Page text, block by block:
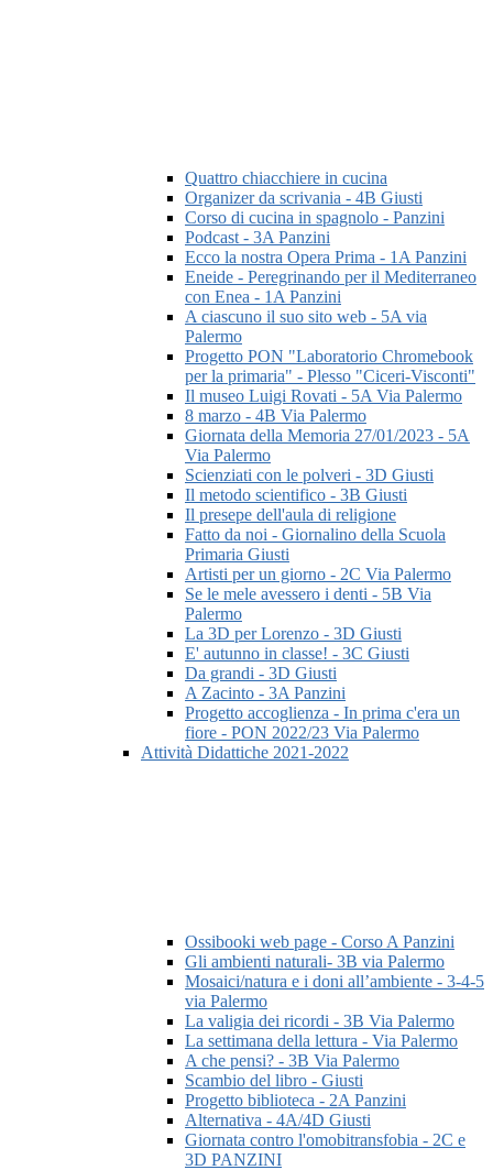
Quattro chiacchiere in cucina
Organizer da scrivania - 4B Giusti
Corso di cucina in spagnolo - Panzini
Podcast - 3A Panzini
Ecco la nostra Opera Prima - 1A Panzini
Eneide - Peregrinando per il Mediterraneo
con Enea - 1A Panzini
A ciascuno il suo sito web - 5A via
Palermo
Progetto PON "Laboratorio Chromebook
per la primaria" - Plesso "Ciceri-Visconti"
Il museo Luigi Rovati - 5A Via Palermo
8 marzo - 4B Via Palermo
Giornata della Memoria 27/01/2023 - 5A
Via Palermo
Scienziati con le polveri - 3D Giusti
Il metodo scientifico - 3B Giusti
Il presepe dell'aula di religione
Fatto da noi - Giornalino della Scuola
Primaria Giusti
Artisti per un giorno - 2C Via Palermo
Se le mele avessero i denti - 5B Via
Palermo
La 3D per Lorenzo - 3D Giusti
E' autunno in classe! - 3C Giusti
Da grandi - 3D Giusti
A Zacinto - 3A Panzini
Progetto accoglienza - In prima c'era un
fiore - PON 2022/23 Via Palermo
Attività Didattiche 2021-2022
Ossibooki web page - Corso A Panzini
Gli ambienti naturali- 3B via Palermo
Mosaici/natura e i doni all’ambiente - 3-4-5
via Palermo
La valigia dei ricordi - 3B Via Palermo
La settimana della lettura - Via Palermo
A che pensi? - 3B Via Palermo
Scambio del libro - Giusti
Progetto biblioteca - 2A Panzini
Alternativa - 4A/4D Giusti
Giornata contro l'omobitransfobia - 2C e
3D PANZINI